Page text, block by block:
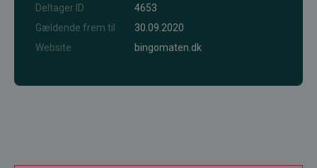
Deltager ID
4653
Gældende frem til
30.09.2020
Website
bingomaten.dk